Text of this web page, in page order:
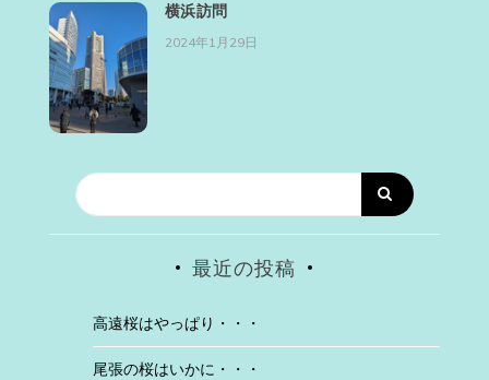
横浜訪問
2024年1月29日
最近の投稿
高遠桜はやっぱり・・・
尾張の桜はいかに・・・